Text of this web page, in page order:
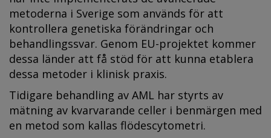
metoderna i Sverige som används för att
kontrollera genetiska förändringar och
behandlingssvar. Genom EU-projektet kommer
dessa länder att få stöd för att kunna etablera
dessa metoder i klinisk praxis.
Tidigare behandling av AML har styrts av
mätning av kvarvarande celler i benmärgen med
en metod som kallas flödescytometri.